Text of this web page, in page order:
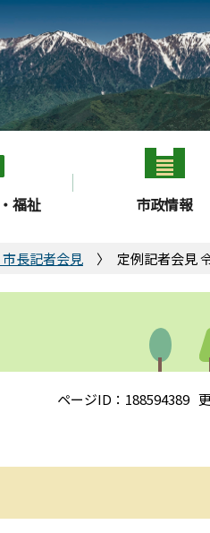
福祉 市政情報
長記者会見 定例記者会見
ページID：188594389